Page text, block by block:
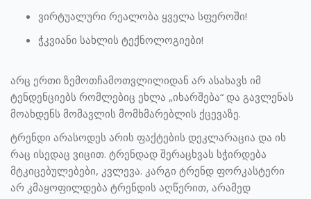
ვირტუალური რეალობა ყველა სფეროში!
ჭკვიანი სახლის ტექნოლოგიები!
არც ერთი ზემოთჩამოთვლილიდან არ ასახავს იმ
ტენდენციებს რომლებიც ეხლა „იხარშება“ და გავლენას
მოახდენს მომავლის მომხმარებლის ქცევაზე.
ტრენდი არასოდეს არის ფაქტების დეკლარაცია და ის
რაც ისედაც ვიცით. ტრენდად შერაცხვას სჭირდება
მტკიცებულებები, კვლევა. კარგი ტრენდ ფორკასტერი
არ კმაყოფილდება ტრენდის აღწერით, არამედ